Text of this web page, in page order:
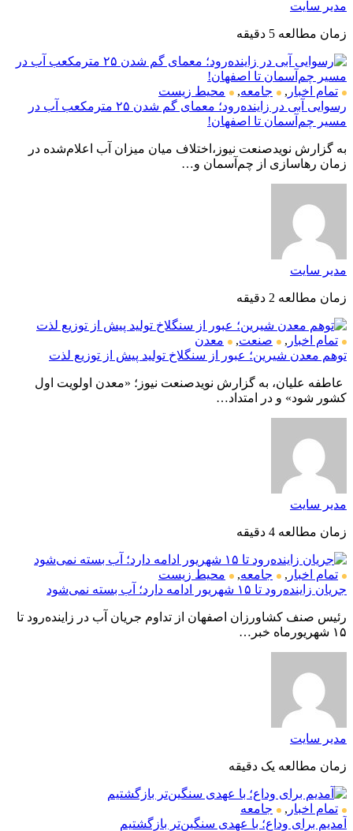
مدیر سایت
زمان مطالعه 5 دقیقه
تمام اخبار , جامعه,
محیط زیست
رسوایی آبی در زاینده‌رود؛ معمای گم شدن ۲۵ مترمکعب آب در
مسیر چم‌آسمان تا اصفهان!
به گزارش نویدصنعت نیوز،اختلاف میان میزان آب اعلام‌شده در
زمان رهاسازی از چم‌آسمان و…
مدیر سایت
زمان مطالعه 2 دقیقه
تمام اخبار , صنعت,
معدن
توهم معدن شیرین؛ عبور از سنگلاخ تولید پیش از توزیع لذت
عاطفه علیان، به گزارش نویدصنعت نیوز؛ «معدن اولویت اول
کشور شود» و در امتداد…
مدیر سایت
زمان مطالعه 4 دقیقه
تمام اخبار , جامعه,
محیط زیست
جریان زاینده‌رود تا ۱۵ شهریور ادامه دارد؛ آب بسته نمی‌شود
رئیس صنف کشاورزان اصفهان از تداوم جریان آب در زاینده‌رود تا
۱۵ شهریورماه خبر…
مدیر سایت
زمان مطالعه یک دقیقه
تمام اخبار ,
جامعه
آمدیم برای وداع؛ با عهدی سنگین‌تر بازگشتیم